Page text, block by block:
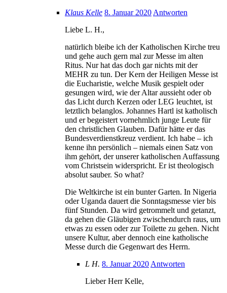
Klaus Kelle 8. Januar 2020 Antworten
Liebe L. H.,
natürlich bleibe ich der Katholischen Kirche treu
und gehe auch gern mal zur Messe im alten
Ritus. Nur hat das doch gar nichts mit der
MEHR zu tun. Der Kern der Heiligen Messe ist
die Eucharistie, welche Musik gespielt oder
gesungen wird, wie der Altar aussieht oder ob
das Licht durch Kerzen oder LEG leuchtet, ist
letztlich belanglos. Johannes Hartl ist katholisch
und er begeistert vornehmlich junge Leute für
den christlichen Glauben. Dafür hätte er das
Bundesverdienstkreuz verdient. Ich habe – ich
kenne ihn persönlich – niemals einen Satz von
ihm gehört, der unserer katholischen Auffassung
vom Christsein widerspricht. Er ist theologisch
absolut sauber. So what?
Die Weltkirche ist ein bunter Garten. In Nigeria
oder Uganda dauert die Sonntagsmesse vier bis
fünf Stunden. Da wird getrommelt und getanzt,
da gehen die Gläubigen zwischendurch raus, um
etwas zu essen oder zur Toilette zu gehen. Nicht
unsere Kultur, aber dennoch eine katholische
Messe durch die Gegenwart des Herrn.
L H. 8. Januar 2020 Antworten
Lieber Herr Kelle,